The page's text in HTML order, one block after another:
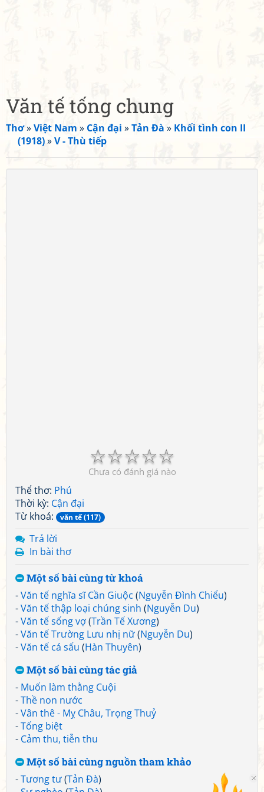
Văn tế tống chung
Thơ»Việt Nam » Cận đại »Tản Đà » Khối tình con II
(1918)»V - Thù tiếp
☆
☆
☆
☆
☆
Chưa có đánh giá nào
Thể thơ: Phú
Thời kỳ: Cận đại
Từ khoá:
văn tế (117)
Trả lời
In bài thơ
Một số bài cùng từ khoá
-Văn tế nghĩa sĩ Cần Giuộc (Nguyễn Đình Chiểu)
-Văn tế thập loại chúng sinh (Nguyễn Du)
-Văn tế sống vợ(Trần Tế Xương)
-Văn tế Trường Lưu nhị nữ(Nguyễn Du)
-Văn tế cá sấu (Hàn Thuyên)
Một số bài cùng tác giả
- Muốn làm thằng Cuội
-Thề non nước
-Vân thê - Mỵ Châu, Trọng Thuỷ
-Tống biệt
- Cảm thu, tiễn thu
Một số bài cùng nguồn tham khảo
-Tương tư(Tản Đà)